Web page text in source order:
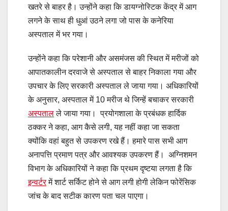
खतरे से बाहर है। उन्होंने कहा कि डायग्नोस्टिक केंद्र में आग
लगने के साथ ही धुआं उठने लगा जो पास के कनेरिया
अस्पताल में भर गया।
उन्होंने कहा कि परेशानी और असमंजस की स्थित में मरीजों को
आपातकालीन दरवाजे से अस्पताल से बाहर निकाला गया और
उपचार के लिए सरकारी अस्पताल ले जाया गया। अधिकारियों
के अनुसार, अस्पताल में 10 मरीज थे जिन्हें बचाकर सरकारी
अस्पतालले जाया गया। प्रयोगशाला के प्रबंधक हार्दिक
ठक्कर ने कहा, आग कैसे लगी, यह नहीं कहा जा सकता
क्योंकि वहां बहुत से उपकरण रखे हैं। हमारे पास सभी आग
अनापत्ति प्रमाण पत्र और आवश्यक उपकरण हैं। अग्निशमन
विभाग के अधिकारियों ने कहा कि प्रथम दृष्टया लगता है कि
इन्वर्टरमें शार्ट सर्किट होने से आग लगी होगी लेकिन फोरेंसिक
जांच के बाद सटीक कारण पता चल पाएगा।